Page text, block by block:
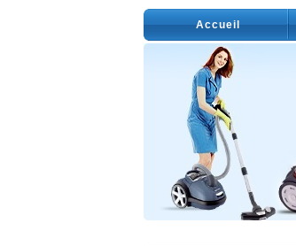
Accueil